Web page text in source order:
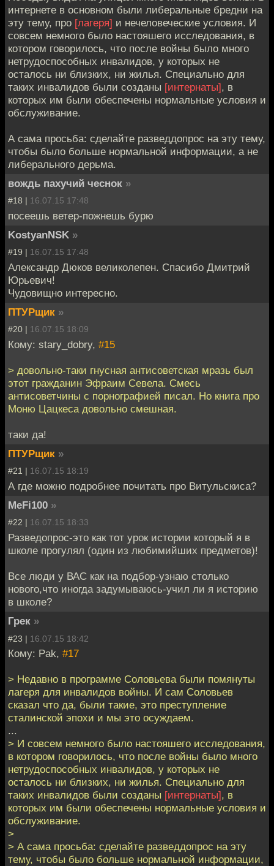
интернете в основном были либеральные бредни на
эту тему, про [лагеря] и нечеловеческие условия. И
совсем немного было настояшего исследования, в
котором говорилось, что после войны было много
нетрудоспособных инвалидов, у которых не
осталось ни близких, ни жилья. Специально для
таких инвалидов были созданы [интернаты], в
которых им были обеспечены нормальные условия и
обслуживание.
А сама просьба: сделайте разведдопрос на эту тему,
чтобы было больше нормальной информации, а не
либерального дерьма.
вождь пахучий чеснок »
#18 | 16.07.15 17:48
посеешь ветер-пожнешь бурю
KostyanNSK »
#19 | 16.07.15 17:48
Александр Дюков великолепен. Спасибо Дмитрий
Юрьевич!
Чудовищно интересно.
ПТУРщик »
#20 | 16.07.15 18:09
Кому: stary_dobry, #15
> довольно-таки гнусная антисоветская мразь был
этот гражданин Эфраим Севела. Смесь
антисоветчины с порнографией писал. Но книга про
Моню Цацкеса довольно смешная.
таки да!
ПТУРщик »
#21 | 16.07.15 18:19
А где можно подробнее почитать про Витульскиса?
MeFi100 »
#22 | 16.07.15 18:33
Разведопрос-это как тот урок истории который я в
школе прогулял (один из любимийших предметов)!
Все люди у ВАС как на подбор-узнаю столько
нового,что иногда задумываюсь-учил ли я историю
в школе?
Грек »
#23 | 16.07.15 18:42
Кому: Pak, #17
> Недавно в программе Соловьева были помянуты
лагеря для инвалидов войны. И сам Соловьев
сказал что да, были такие, это преступление
сталинской эпохи и мы это осуждаем.
...
> И совсем немного было настояшего исследования,
в котором говорилось, что после войны было много
нетрудоспособных инвалидов, у которых не
осталось ни близких, ни жилья. Специально для
таких инвалидов были созданы [интернаты], в
которых им были обеспечены нормальные условия и
обслуживание.
>
> А сама просьба: сделайте разведдопрос на эту
тему, чтобы было больше нормальной информации,